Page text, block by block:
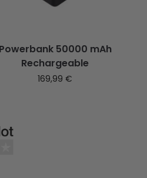
Powerbank 50000 mAh
Rechargeable
169,99€